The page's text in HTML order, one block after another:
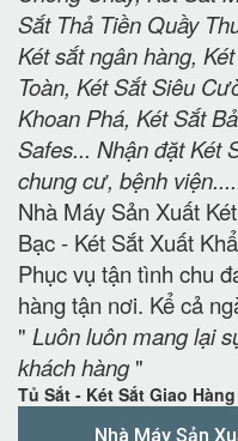
Sắt Thả Tiền Quầy
Két sắt ngân hàng,
Toàn, Két Sắt Siêu
Khoan Phá, Két Sắt
Safes... Nhận đặt Két
chung cư, bệnh
Nhà Máy Sản Xuất
Bạc - Két Sắt Xuất
Phục vụ tận tình chu
hàng tận nơi. Kể cả
" Luôn luôn mang lại
khách hàng"
Tủ Sắt - Két Sắt Giao